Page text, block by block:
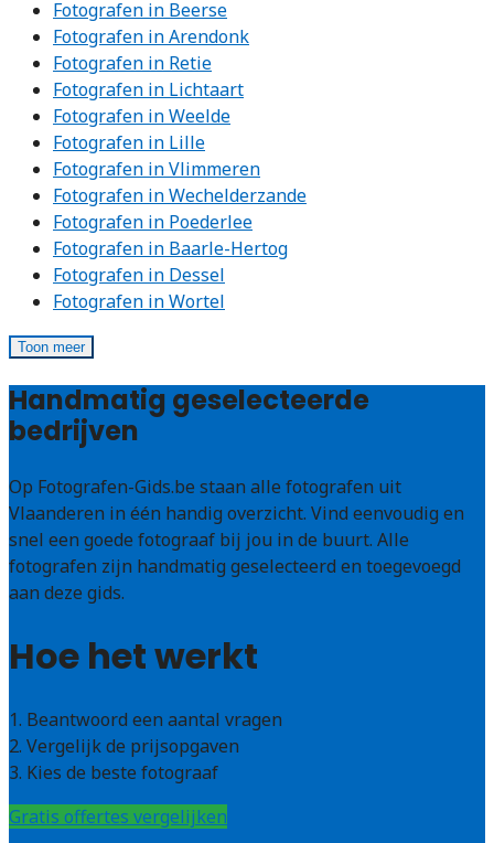
Fotografen in Beerse
Fotografen in Arendonk
Fotografen in Retie
Fotografen in Lichtaart
Fotografen in Weelde
Fotografen in Lille
Fotografen in Vlimmeren
Fotografen in Wechelderzande
Fotografen in Poederlee
Fotografen in Baarle-Hertog
Fotografen in Dessel
Fotografen in Wortel
Toon meer
Handmatig geselecteerde
bedrijven
Op Fotografen-Gids.be staan alle fotografen uit
Vlaanderen in één handig overzicht. Vind eenvoudig en
snel een goede fotograaf bij jou in de buurt. Alle
fotografen zijn handmatig geselecteerd en toegevoegd
aan deze gids.
Hoe het werkt
1. Beantwoord een aantal vragen
2. Vergelijk de prijsopgaven
3. Kies de beste fotograaf
Gratis offertes vergelijken